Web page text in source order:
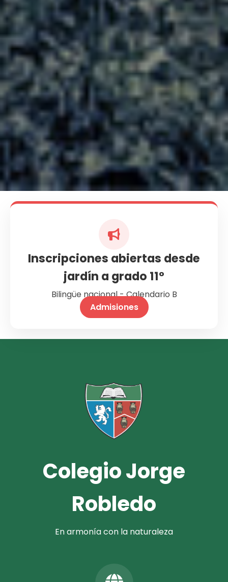
Inscripciones abiertas desde
jardín a grado 11°
Bilingüe nacional - Calendario B
Admisiones
Colegio Jorge
Robledo
En armonía con la naturaleza